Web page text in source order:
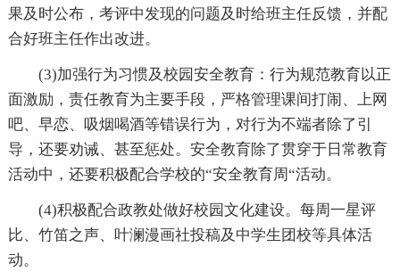
果及时公布，考评中发现的问题及时给班主任反馈，并配
合好班主任作出改进。
(3)加强行为习惯及校园安全教育：行为规范教育以正
面激励，责任教育为主要手段，严格管理课间打闹、上网
吧、早恋、吸烟喝酒等错误行为，对行为不端者除了引
导，还要劝诫、甚至惩处。安全教育除了贯穿于日常教育
活动中，还要积极配合学校的“安全教育周“活动。
(4)积极配合政教处做好校园文化建设。每周一星评
比、竹笛之声、叶澜漫画社投稿及中学生团校等具体活
动。